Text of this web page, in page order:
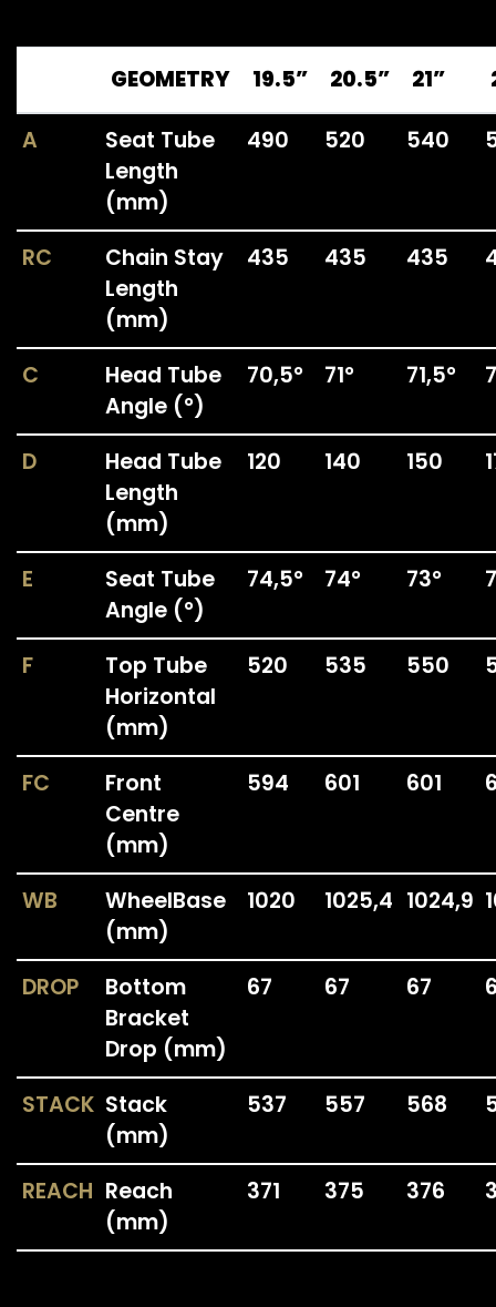
GEOMETRY 19.5” 20.5” 21”
A
Seat Tube
Length
(mm)
490 520 540
RC
Chain Stay
Length
(mm)
435 435 435
C
Head Tube
Angle (°)
70,5° 71° 71,5°
D
Head Tube
Length
(mm)
120 140 150
E
Seat Tube
Angle (°)
74,5° 74° 73°
F
Top Tube
Horizontal
(mm)
520 535 550
FC
Front
Centre
(mm)
594 601 601
WB
WheelBase
(mm)
1020 1025,4 1024,9
DROP
Bottom
Bracket
Drop (mm)
67 67 67
STACK Stack
(mm)
537 557 568
REACH Reach
(mm)
371 375 376
CONTACTS
Fondriest is a trademark
of Cicli Esperia Spa
Viale Enzo Ferrari,